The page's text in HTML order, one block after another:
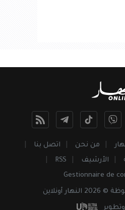
من نحن
اتصل بنا
الأرشيف
RSS
Gestionnaire de
النهار أونلاين